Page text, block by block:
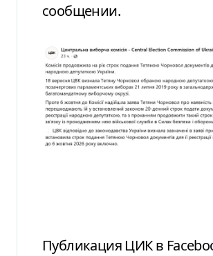
сообщении.
Публикация ЦИК в